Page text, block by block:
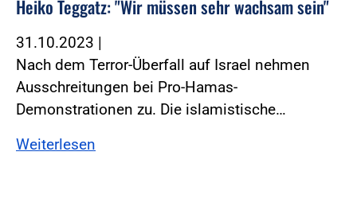
Heiko Teggatz: "Wir müssen sehr wachsam sein"
31.10.2023 |
Nach dem Terror-Überfall auf Israel nehmen
Ausschreitungen bei Pro-Hamas-
Demonstrationen zu. Die islamistische…
Weiterlesen